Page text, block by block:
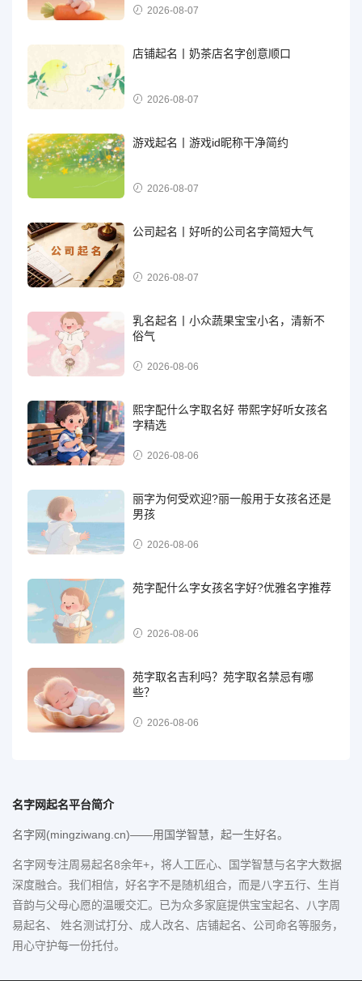
2026-08-07
店铺起名丨奶茶店名字创意顺口
2026-08-07
游戏起名丨游戏id昵称干净简约
2026-08-07
公司起名丨好听的公司名字简短大气
2026-08-07
乳名起名丨小众蔬果宝宝小名，清新不
俗气
2026-08-06
熙字配什么字取名好 带熙字好听女孩名
字精选
2026-08-06
丽字为何受欢迎?丽一般用于女孩名还是
男孩
2026-08-06
苑字配什么字女孩名字好?优雅名字推荐
2026-08-06
苑字取名吉利吗？苑字取名禁忌有哪
些？
2026-08-06
名字网起名平台简介
名字网(mingziwang.cn)——用国学智慧，起一生好名。
名字网专注周易起名8余年+，将人工匠心、国学智慧与名字大数据
深度融合。我们相信，好名字不是随机组合，而是八字五行、生肖
音韵与父母心愿的温暖交汇。已为众多家庭提供宝宝起名、八字周
易起名、 姓名测试打分、成人改名、店铺起名、公司命名等服务，
用心守护每一份托付。